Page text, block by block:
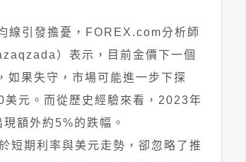
線引發擔憂，FOREX.com分析師
）表示，目前金價下一個
如果失守，市場可能進一步下探
元。而從歷史經驗來看，2023年
額外約5%的跌幅。
短期利率與美元走勢，卻忽略了推